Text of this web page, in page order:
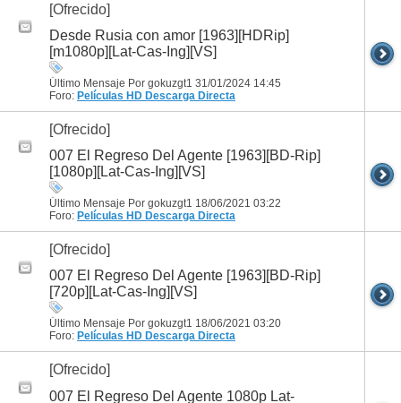
[Ofrecido]
Desde Rusia con amor [1963][HDRip]
[m1080p][Lat-Cas-Ing][VS]
Último Mensaje Por gokuzgt1 31/01/2024 14:45
Foro: Películas HD Descarga Directa
[Ofrecido]
007 El Regreso Del Agente [1963][BD-Rip]
[1080p][Lat-Cas-Ing][VS]
Último Mensaje Por gokuzgt1 18/06/2021 03:22
Foro: Películas HD Descarga Directa
[Ofrecido]
007 El Regreso Del Agente [1963][BD-Rip]
[720p][Lat-Cas-Ing][VS]
Último Mensaje Por gokuzgt1 18/06/2021 03:20
Foro: Películas HD Descarga Directa
[Ofrecido]
007 El Regreso Del Agente 1080p Lat-